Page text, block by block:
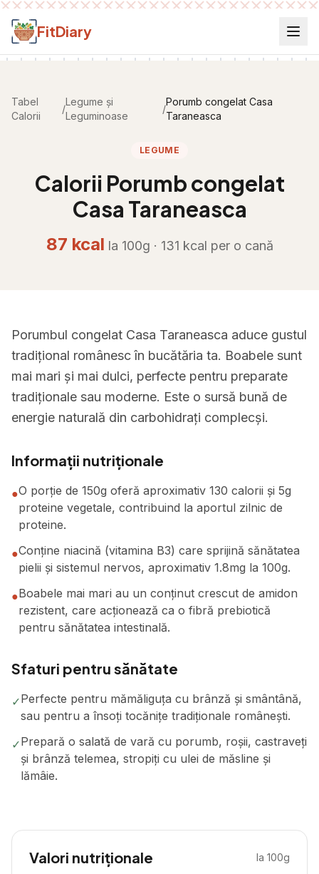
Salt la conținut
FitDiary
Tabel
Calorii
/
Legume și
Leguminoase
/
Porumb congelat Casa
Taraneasca
LEGUME
Calorii Porumb congelat
Casa Taraneasca
87 kcal la 100g · 131 kcal per o cană
Porumbul congelat Casa Taraneasca aduce gustul
tradițional românesc în bucătăria ta. Boabele sunt
mai mari și mai dulci, perfecte pentru preparate
tradiționale sau moderne. Este o sursă bună de
energie naturală din carbohidrați complecși.
Informații nutriționale
●O porție de 150g oferă aproximativ 130 calorii și 5g
proteine vegetale, contribuind la aportul zilnic de
proteine.
●Conține niacină (vitamina B3) care sprijină sănătatea
pielii și sistemul nervos, aproximativ 1.8mg la 100g.
●Boabele mai mari au un conținut crescut de amidon
rezistent, care acționează ca o fibră prebiotică
pentru sănătatea intestinală.
Sfaturi pentru sănătate
✓Perfecte pentru mămăliguța cu brânză și smântână,
sau pentru a însoți tocănițe tradiționale românești.
✓Prepară o salată de vară cu porumb, roșii, castraveți
și brânză telemea, stropiți cu ulei de măsline și
lămâie.
Valori nutriționale la 100g